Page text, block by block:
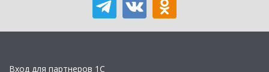
Вход для партнеров 1С